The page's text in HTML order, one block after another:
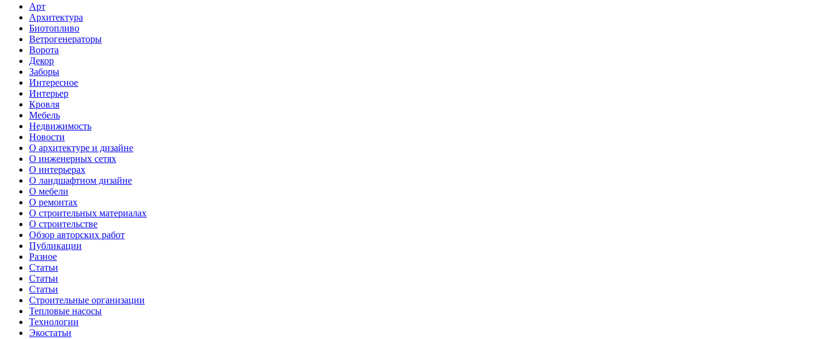
Арт
Архитектура
Биотопливо
Ветрогенераторы
Ворота
Декор
Заборы
Интересное
Интерьер
Кровля
Мебель
Недвижимость
Новости
О архитектуре и дизайне
О инженерных сетях
О интерьерах
О ландшафтном дизайне
О мебели
О ремонтах
О строительных материалах
О строительстве
Обзор авторских работ
Публикации
Разное
Статьи
Статьи
Статьи
Строительные организации
Тепловые насосы
Технологии
Экостатьи